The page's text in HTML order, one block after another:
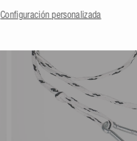
Configuración personalizada